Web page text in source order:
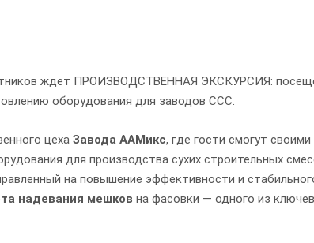
ждет ПРОИЗВОДСТВЕННАЯ ЭКСКУРСИЯ:
оборудования для заводов ССС.
цеха Завода ААМикс, где гости смогут
для производства сухих строительных
на повышение эффективности и
надевания мешков на фасовки — одного из